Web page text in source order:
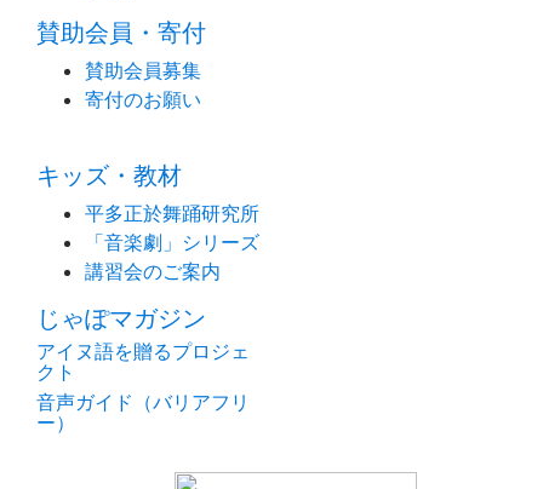
賛助会員・寄付
賛助会員募集
寄付のお願い
キッズ・教材
平多正於舞踊研究所
「音楽劇」シリーズ
講習会のご案内
じゃぽマガジン
アイヌ語を贈るプロジェ
クト
音声ガイド（バリアフリ
ー）